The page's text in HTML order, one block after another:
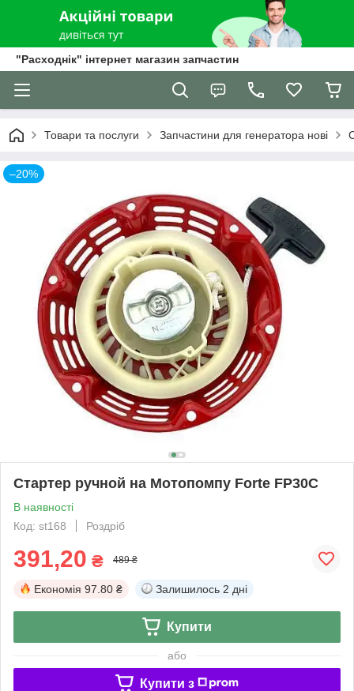
"Расходнік" інтернет магазин запчастин
Товари та послуги Запчастини для генератора нові
–20%
Стартер ручной на Мотопомпу Forte FP30C
В наявності
Код: st168
Роздріб
391,20 ₴ 489 ₴
Економія 97.80 ₴ Залишилось 2 дні
Купити
або
Купити з